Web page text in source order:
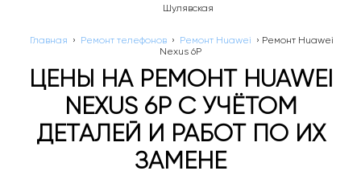
Шулявская
Главная › Ремонт телефонов › Ремонт Huawei › Ремонт Huawei
Nexus 6P
ЦЕНЫ НА РЕМОНТ HUAWEI
NEXUS 6P С УЧЁТОМ
ДЕТАЛЕЙ И РАБОТ ПО ИХ
ЗАМЕНЕ